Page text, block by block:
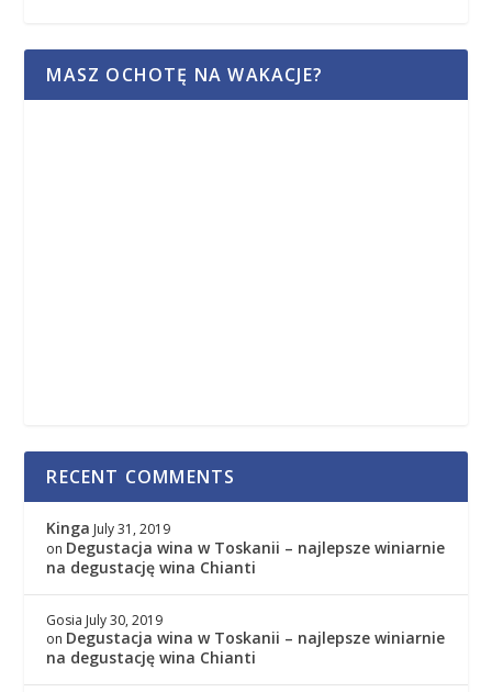
MASZ OCHOTĘ NA WAKACJE?
RECENT COMMENTS
Kinga July 31, 2019
on Degustacja wina w Toskanii – najlepsze winiarnie
na degustację wina Chianti
Gosia July 30, 2019
on Degustacja wina w Toskanii – najlepsze winiarnie
na degustację wina Chianti